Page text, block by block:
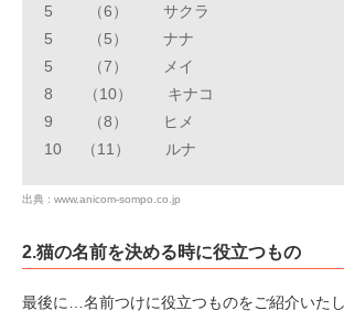
5 （6） サクラ
5 （5） ナナ
5 （7） メイ
8 （10） キナコ
9 （8） ヒメ
10 （11） ルナ
出典 : www.anicom-sompo.co.jp
2.猫の名前を決める時に役立つもの
最後に…名前つけに役立つものをご紹介いた